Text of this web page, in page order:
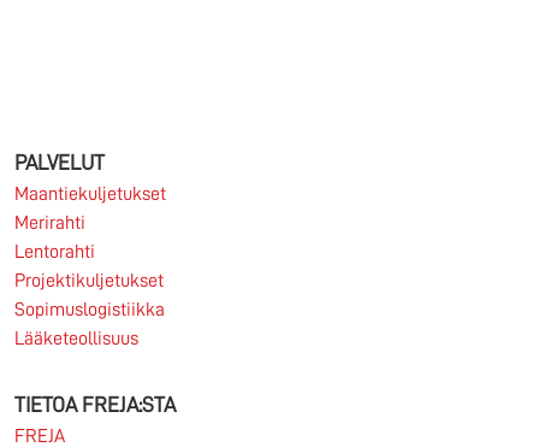
organisaatiota, jossa yhdistyvät matala organisaatio,
06.06.2026
PALVELUT
Maantiekuljetukset
Merirahti
Lentorahti
Projektikuljetukset
Sopimuslogistiikka
Lääketeollisuus
TIETOA FREJA:STA
FREJA